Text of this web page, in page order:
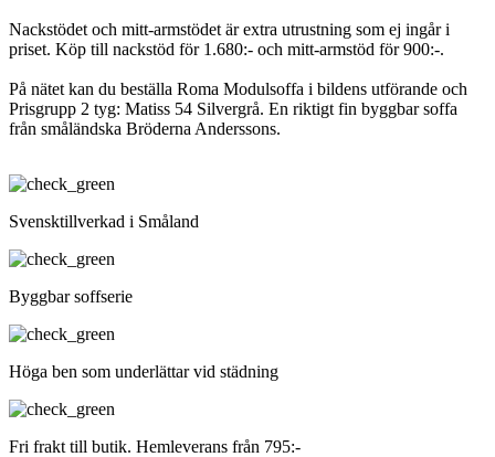
Nackstödet och mitt-armstödet är extra utrustning som ej ingår i
priset. Köp till nackstöd för 1.680:- och mitt-armstöd för 900:-.
På nätet kan du beställa Roma Modulsoffa i bildens utförande och
Prisgrupp 2 tyg: Matiss 54 Silvergrå. En riktigt fin byggbar soffa
från småländska Bröderna Anderssons.
Svensktillverkad i Småland
Byggbar soffserie
Höga ben som underlättar vid städning
Fri frakt till butik. Hemleverans från 795:-